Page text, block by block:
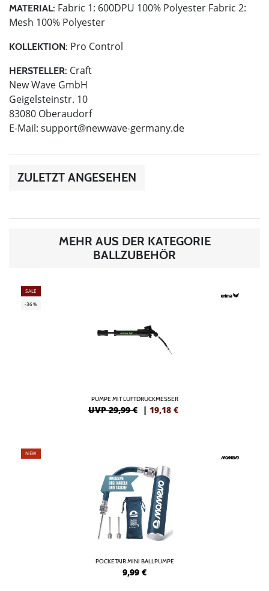
MATERIAL: Fabric 1: 600DPU 100% Polyester Fabric 2:
Mesh 100% Polyester
KOLLEKTION: Pro Control
HERSTELLER: Craft
New Wave GmbH
Geigelsteinstr. 10
83080 Oberaudorf
E-Mail: support@newwave-germany.de
ZULETZT ANGESEHEN
MEHR AUS DER KATEGORIE
BALLZUBEHÖR
SALE
-36%
PUMPE MIT LUFTDRUCKMESSER
UVP 29,99 € | 19,18 €
NEW
POCKETAIR MINI BALLPUMPE
9,99 €